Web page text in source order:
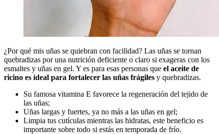
¿Por qué mis uñas se quiebran con facilidad? Las uñas se tornan
quebradizas por una nutrición deficiente o claro si exageras con los
esmaltes y uñas en gel. Y es para esas personas que el aceite de
ricino es ideal para fortalecer las uñas frágiles y quebradizas.
Su famosa vitamina E favorece la regeneración del tejido de
las uñas;
Uñas largas y fuertes, ya no más a las uñas en gel;
Limpia tus cutículas mientras las hidratas, este beneficio es
importante sobre todo si estás en temporada de frío.